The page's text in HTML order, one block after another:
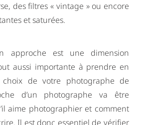
des filtres « vintage » ou encore
et saturées.
approche est une dimension
aussi importante à prendre en
de votre photographe de
d’un photographe va être
aime photographier et comment
Il est donc essentiel de vérifier